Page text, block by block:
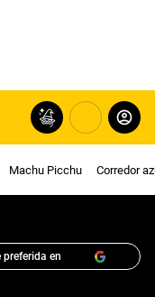
Machu Picchu Corredor
en